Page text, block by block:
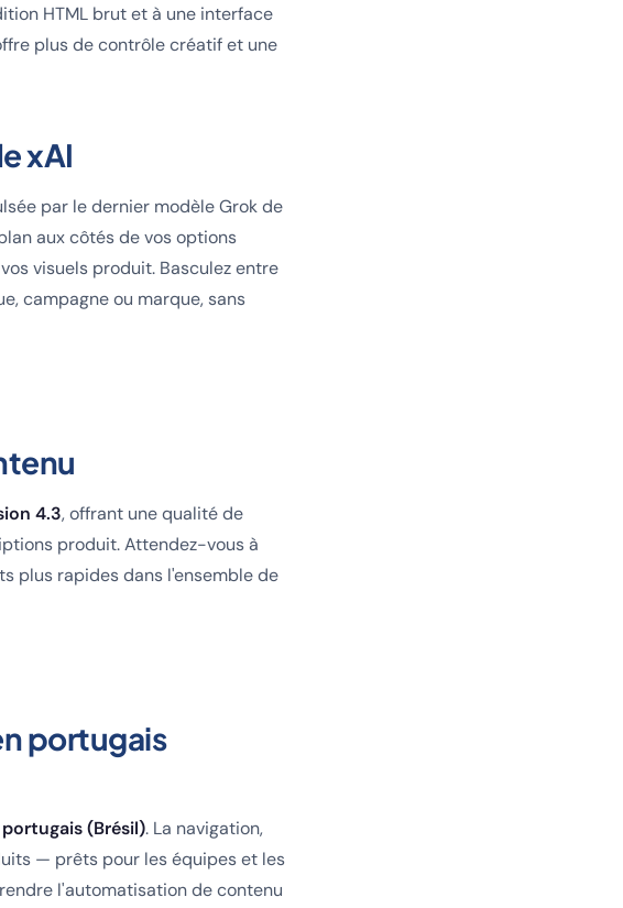
HTML brut et à une interface
plus de contrôle créatif et une
xAI
par le dernier modèle Grok de
aux côtés de vos options
visuels produit. Basculez entre
campagne ou marque, sans
4.3, offrant une qualité de
produit. Attendez-vous à
plus rapides dans l'ensemble de
portugais
portugais (Brésil). La navigation,
— prêts pour les équipes et les
l'automatisation de contenu